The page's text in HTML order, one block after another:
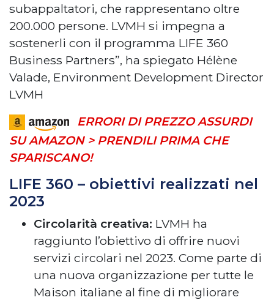
subappaltatori, che rappresentano oltre
200.000 persone. LVMH si impegna a
sostenerli con il programma LIFE 360
Business Partners”, ha spiegato Hélène
Valade, Environment Development Director
LVMH
ERRORI DI PREZZO ASSURDI
SU AMAZON > PRENDILI PRIMA CHE
SPARISCANO!
LIFE 360 – obiettivi realizzati nel
2023
Circolarità creativa: LVMH ha
raggiunto l’obiettivo di offrire nuovi
servizi circolari nel 2023. Come parte di
una nuova organizzazione per tutte le
Maison italiane al fine di migliorare